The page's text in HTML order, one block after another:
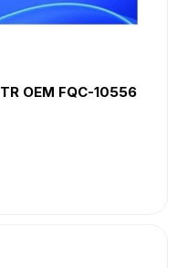
OEM FQC-10556